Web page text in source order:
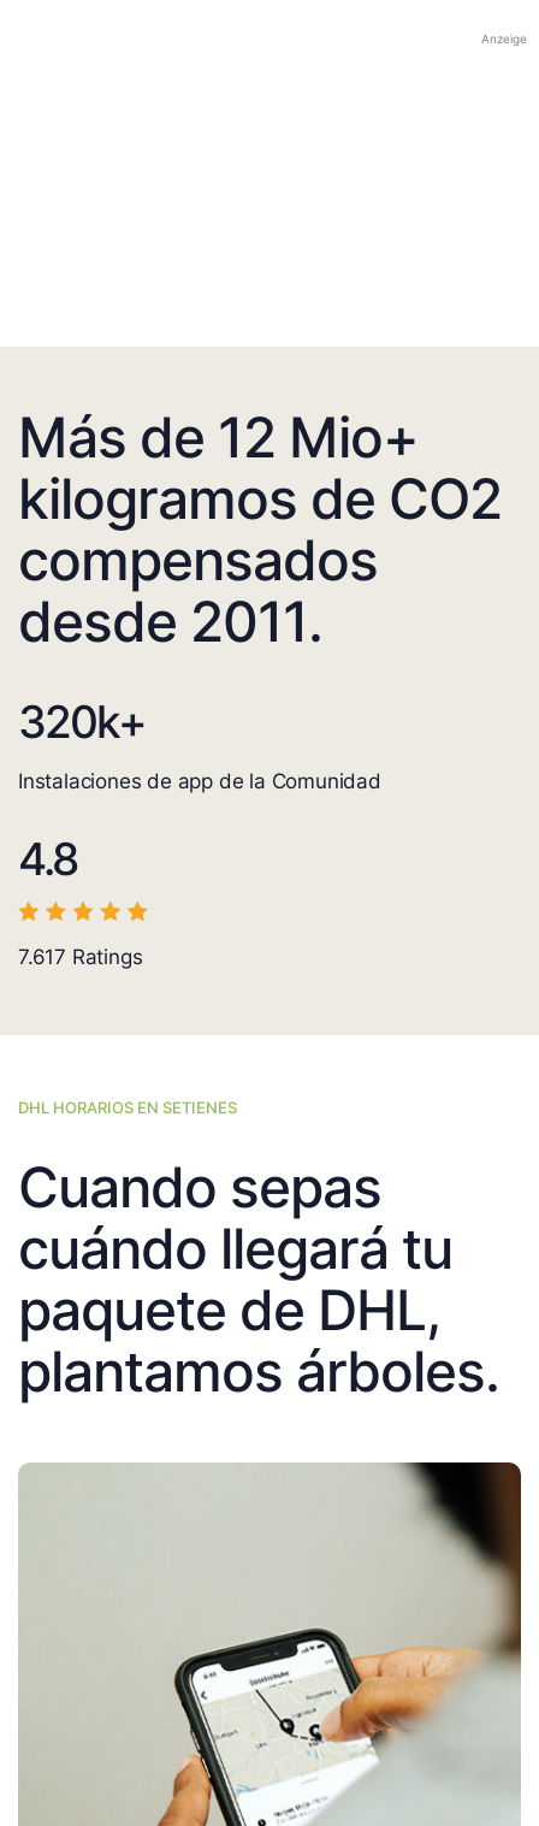
Anzeige
Más de 12 Mio+
kilogramos de CO2
compensados
desde 2011.
320k+
Instalaciones de app de la Comunidad
4.8
7.617 Ratings
DHL HORARIOS EN SETIENES
Cuando sepas
cuándo llegará tu
paquete de DHL,
plantamos árboles.